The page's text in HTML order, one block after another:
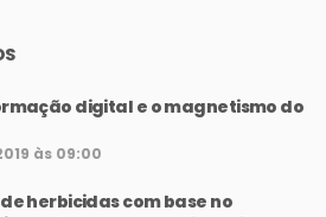
digital e o magnetismo do
às 09:00
herbicidas com base no